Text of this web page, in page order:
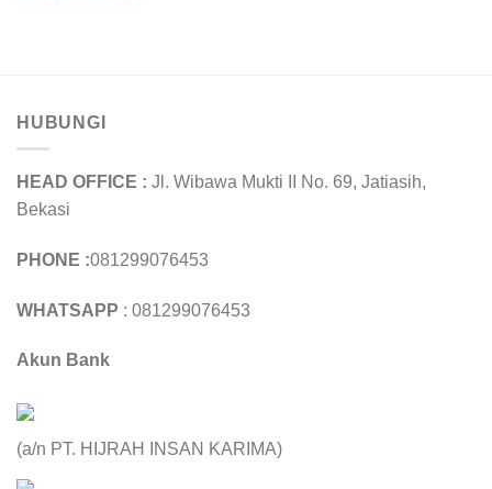
HUBUNGI
HEAD OFFICE : Jl. Wibawa Mukti II No. 69, Jatiasih,
Bekasi
PHONE :081299076453
WHATSAPP : 081299076453
Akun Bank
(a/n PT. HIJRAH INSAN KARIMA)